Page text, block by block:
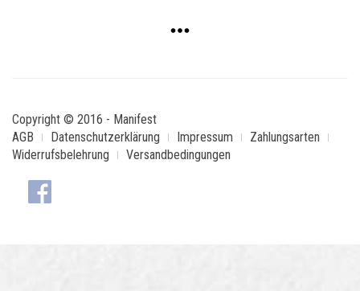
Copyright © 2016 - Manifest
AGB
Datenschutzerklärung Impressum
Zahlungsarten
Widerrufsbelehrung
Versandbedingungen